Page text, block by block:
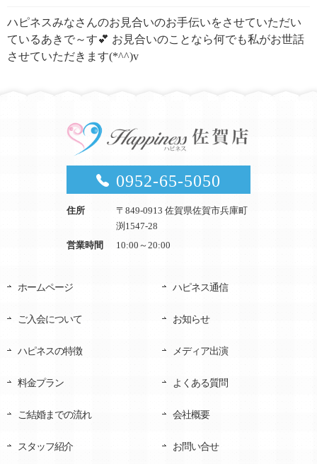
ハピネスみなさんのお見合いのお手伝いをさせていただい
ているあきで～す💕 お見合いのことなら何でも私がお世話
させていただきます(*^^)v
0952-65-5050
住所
〒849-0913 佐賀県佐賀市兵庫町
渕1547-28
営業時間
10:00～20:00
ホームページ
ご入会について
ハピネスの特徴
料金プラン
ご結婚までの流れ
スタッフ紹介
ハピネス通信
お知らせ
メディア出演
よくある質問
会社概要
お問い合せ